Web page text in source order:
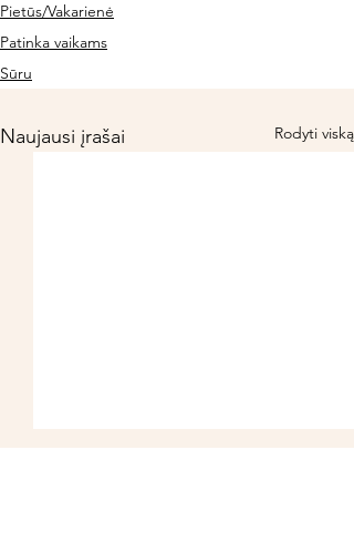
Pietūs/Vakarienė
Patinka vaikams
Sūru
Naujausi įrašai Rodyti viską